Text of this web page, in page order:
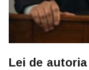
Lei de